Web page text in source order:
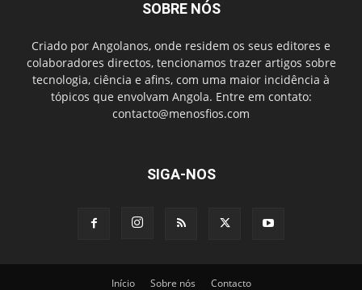
SOBRE NÓS
Criado por Angolanos, onde residem os seus editores e
colaboradores directos, tencionamos trazer artigos sobre
tecnologia, ciência e afins, com uma maior incidência à
tópicos que envolvam Angola. Entre em contato:
contacto@menosfios.com
SIGA-NOS
Início Sobre nós Contacto